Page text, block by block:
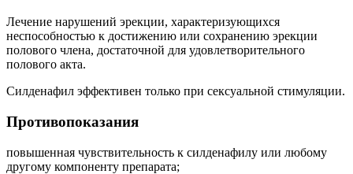
Лечение нарушений эрекции, характеризующихся
неспособностью к достижению или сохранению эрекции
полового члена, достаточной для удовлетворительного
полового акта.
Силденафил эффективен только при сексуальной стимуляции.
Противопоказания
повышенная чувствительность к силденафилу или любому
другому компоненту препарата;